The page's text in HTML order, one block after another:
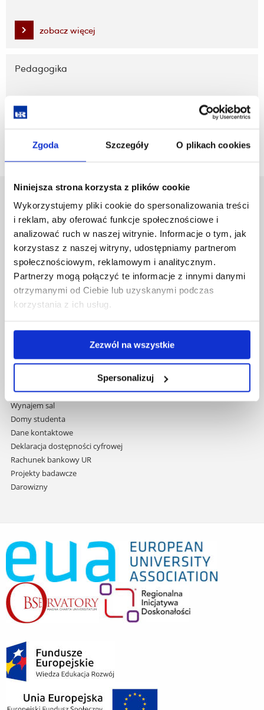
Zgoda Szczegóły O plikach cookies
Niniejsza strona korzysta z plików cookie
Wykorzystujemy pliki cookie do spersonalizowania treści
i reklam, aby oferować funkcje społecznościowe i
analizować ruch w naszej witrynie. Informacje o tym, jak
korzystasz z naszej witryny, udostępniamy partnerom
społecznościowym, reklamowym i analitycznym.
Partnerzy mogą połączyć te informacje z innymi danymi
otrzymanymi od Ciebie lub uzyskanymi podczas
korzystania z ich usług.
Zezwól na wszystkie
Spersonalizuj
treści
zobacz więcej
Pedagogika
Uniwersytet Rzeszowski
Al. Tadeusza Rejtana 16C
35-959 Rzeszów
Pomiń
nawigację
przejdź
do
Polityka prywatności
Mapa serwisu
Wydawnictwo
Covid info
Fundusze strukturalne
Projekty współfinansowane przez UE
Projekty realizowane z KPO
Wynajem sal
Domy studenta
Dane kontaktowe
Deklaracja dostępności cyfrowej
Rachunek bankowy UR
Projekty badawcze
Darowizny